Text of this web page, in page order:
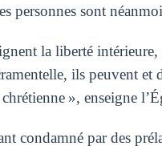
personnes sont
la liberté
ils peuvent et
», enseigne
condamné par des